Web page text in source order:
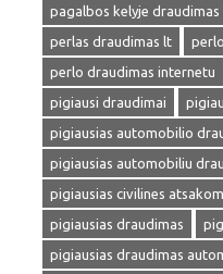
pagalbos kelyje draudimas
perlas draudimas lt
perlo draudimas internetu
pigiausi draudimai
pigiausias automobilio
pigiausias automobiliu
pigiausias civilines
pigiausias draudimas
pigiausias draudimas